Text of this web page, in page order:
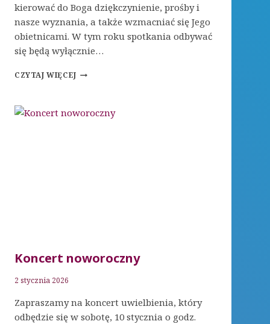
kierować do Boga dziękczynienie, prośby i
nasze wyznania, a także wzmacniać się Jego
obietnicami. W tym roku spotkania odbywać
się będą wyłącznie…
CZYTAJ WIĘCEJ10
Koncert noworoczny
2 stycznia 2026
Zapraszamy na koncert uwielbienia, który
odbędzie się w sobotę, 10 stycznia o godz.